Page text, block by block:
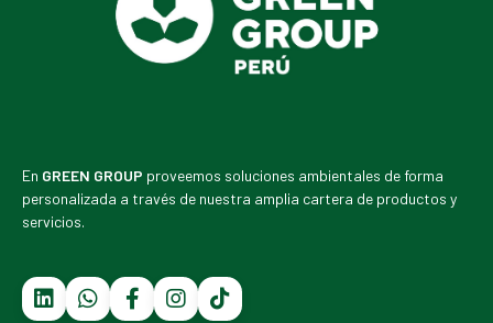
En GREEN GROUP proveemos soluciones ambientales de forma
personalizada a través de nuestra amplia cartera de productos y
servicios.